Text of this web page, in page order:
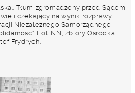
Tłum zgromadzony przed Sądem
i czekający na wynik rozprawy
Niezależnego Samorządnego
Fot. NN, zbiory Ośrodka
Frydrych.